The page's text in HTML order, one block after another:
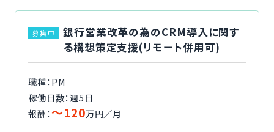
募集中
銀行営業改革の為のCRM導入に関す
る構想策定支援(リモート併用可)
職種：PM
稼働日数：週5日
報酬： 〜120万円／月